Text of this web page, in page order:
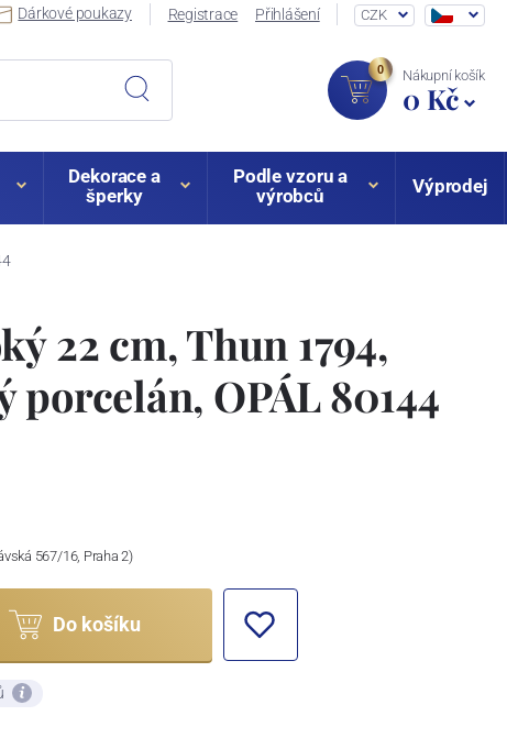
Dárkové poukazy Registrace Přihlášení CZK
0 Nákupní košík
0 Kč
Dekorace a
šperky
Podle vzoru a
výrobců
Výprodej
22 cm, Thun 1794,
OPÁL 80144
567/16, Praha 2)
Do košíku